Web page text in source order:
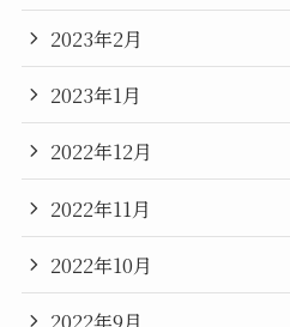
2023年2月
2023年1月
2022年12月
2022年11月
2022年10月
2022年9月